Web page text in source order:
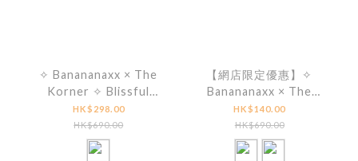
✧ Banananaxx × The
Korner ✧ Blissful
Teddy Sneakers
HK$298.00
HK$690.00
【網店限定優惠】✧
Banananaxx × The
Korner ✧ Blissful Knit
Boots
HK$140.00
HK$690.00